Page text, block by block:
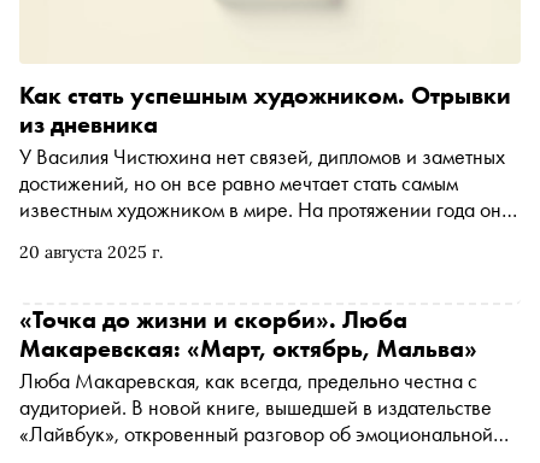
20 августа 2025 г.
Как стать успешным художником. Отрывки
из дневника
У Василия Чистюхина нет связей, дипломов и заметных
достижений, но он все равно мечтает стать самым
известным художником в мире. На протяжении года он
покупателей, посещении выставок и диалогах с
Василия Чистюхина собраны в книге «Никак», которая
выходит в издательстве Individuum. «Сноб» публикует
отрывок
«Точка до жизни и скорби». Люба
Макаревская: «Март, октябрь, Мальва»
Люба Макаревская, как всегда, предельно честна с
аудиторией. В новой книге, вышедшей в издательстве
«Лайвбук», откровенный разговор об эмоциональной